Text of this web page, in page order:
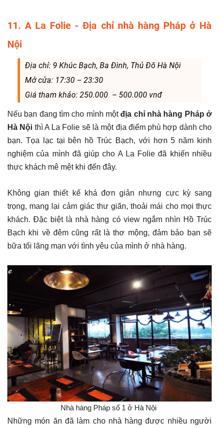
11. A La Folie - Địa chỉ nhà hàng Pháp ở Hà
Nội
Địa chỉ: 9 Khúc Bạch, Ba Đình, Thủ Đô Hà Nội
Mở cửa: 17:30 – 23:30
Giá tham khảo: 250.000 – 500.000 vnđ
Nếu bạn đang tìm cho mình mộtđịa chỉ nhà hàng Pháp ở
Hà Nội thì A La Folie sẽ là một địa điểm phù hợp dành cho
bạn. Tọa lạc tại bên hồ Trúc Bạch, với hơn 5 năm kinh
nghiệm của mình đã giúp cho A La Folie đã khiến nhiều
thực khách mê mệt khi đến đây.
Không gian thiết kế khá đơn giản nhưng cực kỳ sang
trọng, mang lại cảm giác thư giãn, thoải mái cho mọi thực
khách. Đặc biệt là nhà hàng có view ngắm nhìn Hồ Trúc
Bạch khi về đêm cũng rất là thơ mộng, đảm bảo bạn sẽ
bữa tối lãng mạn với tình yêu của mình ở nhà hàng.
​ Nhà hàng Pháp số 1 ở Hà Nội ​
Những món ăn đã làm cho nhà hàng được nhiều người